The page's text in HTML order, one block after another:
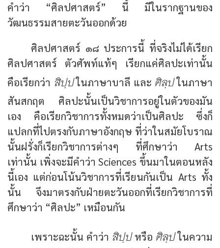
คำว่า “ศิลปศาสตร์” นี้ มีในรากฐานของ
วัฒนธรรมสายตะวันออกด้วย
ศิลปศาสตร์ ๑๘ ประการนี้ ที่จริงไม่ได้เรียก
ศิลปศาสตร์ ตัวศัพท์แท้ๆ เรียกแค่ศิลปะเท่านั้น
คือเรียกว่า สิปฺปในภาษาบาลี และ ศิลฺปในภาษา
สันสกฤต ศิลปะนั้นเป็นวิชาการอยู่ในตัวของมัน
เอง คือเรียกวิชาการทั้งหมดว่าเป็นศิลปะ ซึ่งก็
แปลกที่ไปตรงกับภาษาอังกฤษ ที่ว่าในสมัยโบราณ
นั้นฝรั่งก็เรียกวิชาการต่างๆ ที่ศึกษาว่า Arts
เท่านั้น เพิ่งจะมีคำว่า Sciences ขึ้นมาในตอนหลัง
นี้เอง แต่ก่อนโน้นวิชาการที่เรียนกันเป็น Arts ทั้ง
นั้น จึงมาตรงกับฝ่ายตะวันออกที่เรียกวิชาการที่
ศึกษาว่า “ศิลปะ” เหมือนกัน
เพราะฉะนั้น คำว่า สิปฺปหรือ ศิลฺปในความ